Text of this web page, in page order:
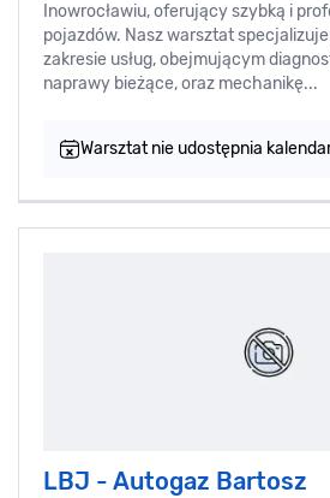
Inowrocławiu, oferujący szybką i
pojazdów. Nasz warsztat
zakresie usług, obejmującym
naprawy bieżące, oraz mechanikę...
Warsztat nie udostępnia
LBJ - Autogaz Bartosz